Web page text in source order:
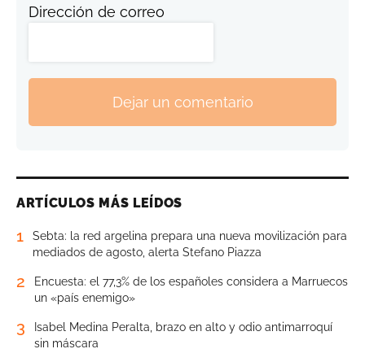
Dirección de correo
Dejar un comentario
ARTÍCULOS MÁS LEÍDOS
1
Sebta: la red argelina prepara una nueva movilización para
mediados de agosto, alerta Stefano Piazza
2
Encuesta: el 77,3% de los españoles considera a Marruecos
un «país enemigo»
3
Isabel Medina Peralta, brazo en alto y odio antimarroquí
sin máscara